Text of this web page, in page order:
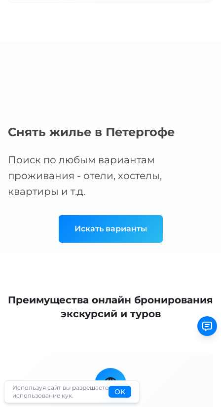
Снять жилье в Петергофе
Поиск по любым вариантам
проживания - отели, хостелы,
квартиры и т.д.
Искать варианты
Преимущества онлайн бронирования
экскурсий и туров
Используя сайт вы разрешаете
использование кук.
OK